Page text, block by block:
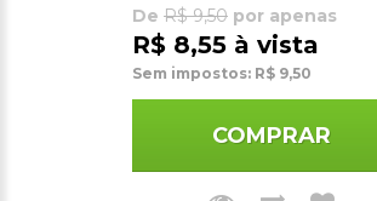
De R$ 9,50 por apenas
R$ 8,55 à vista
Sem impostos: R$ 9,50
COMPRAR